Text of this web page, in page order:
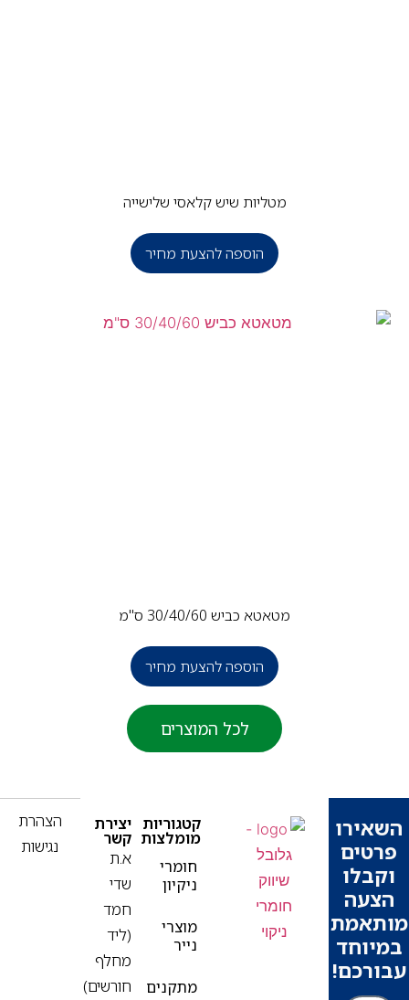
מטליות שיש קלאסי שלישייה
הוספה להצעת מחיר
מטאטא כביש 30/40/60 ס"מ
הוספה להצעת מחיר
לכל המוצרים
קטגוריות
מומלצות
חומרי
מוצרי
מתקנים
יצירת
קשר
א.ת
שדי
(ליד
מחלף
חורשים)
הצהרת
נגישות